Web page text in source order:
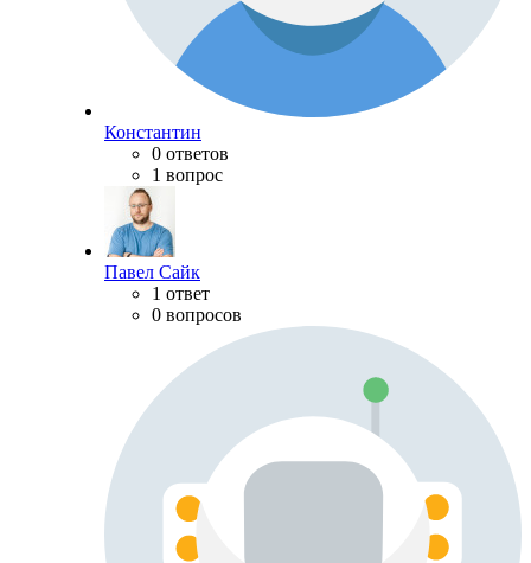
Константин
0 ответов
1 вопрос
Павел Сайк
1 ответ
0 вопросов